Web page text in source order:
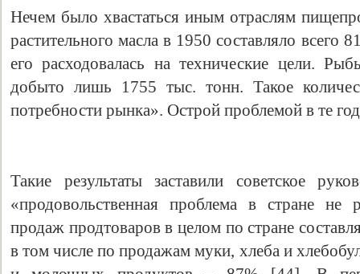
Нечем было хвастаться иным отраслям
растительного масла в 1950 составляло всего
его расходовалась на технические цели.
добыто лишь 1755 тыс. тонн. Такое
потребности рынка». Острой проблемой в те
Такие результаты заставили советское
«продовольственная проблема в стране
продаж продтоваров в целом по стране
в том числе по продажам муки, хлеба и